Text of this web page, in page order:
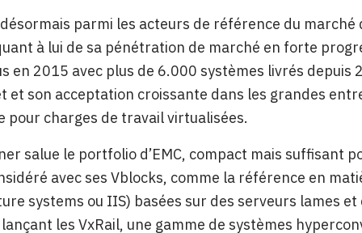
parmi les acteurs de référence du
à lui de sa pénétration de marché en forte
en 2015 avec plus de 6.000 systèmes livrés
et son acceptation croissante dans les grandes
pour charges de travail virtualisées.
salue le portfolio d’EMC, compact mais suffisant
avec ses Vblocks, comme la référence en
systems ou IIS) basées sur des serveurs lames et
lançant les VxRail, une gamme de systèmes